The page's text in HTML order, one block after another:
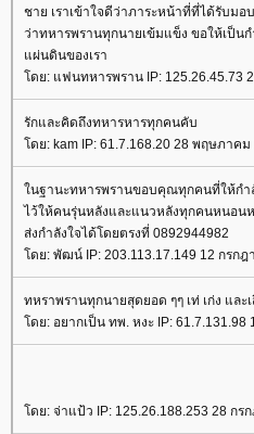
ชาย เราเข้าใจดีว่าภาระหน้าที่ที่ได้รับม
ว่าทหารพรานทุกนายเข้มแข็ง ขอให้เป็น
ผ่นดินของเรา
ดย: แฟนทหารพราน IP: 125.26.45.73
รักและคิดถึงทหารหารทุกคนคับ
ดย: kam IP: 61.7.168.20 28 พฤษภาคม
นฐานะทหารพรานขอบคุณทุกคนที่ให้กำ
ไว้ให้คนรุ่นหลังและแนวหลังทุกคนหนอน
ส่งกำลังใจได้โดยตรงที่ 0892944982
ดย: พัฒน์ IP: 203.113.17.149 12 กรกฎ
ทหราพรานทุกนายสุดยอด ๆๆ เท่ เก่ง และ
ดย: อยากเป็น ทพ. หงะ IP: 61.7.131.98
ดย: จ่าแป้ว IP: 125.26.188.253 28 กร